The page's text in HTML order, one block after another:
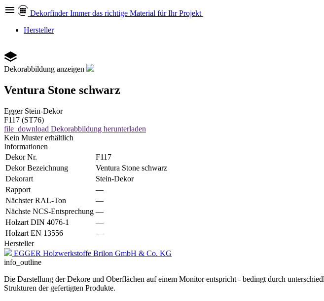
Dekorfinder Immer das richtige Material für Ihr Projekt
Hersteller
Dekorabbildung anzeigen
Ventura Stone schwarz
Egger Stein-Dekor
F117 (ST76)
file_download Dekorabbildung herunterladen
Kein Muster erhältlich
Informationen
Dekor Nr.
F117
Dekor Bezeichnung
Ventura Stone schwarz
Dekorart
Stein-Dekor
Rapport
—
Nächster RAL-Ton
—
Nächste NCS-Entsprechung —
Holzart DIN 4076-1
—
Holzart EN 13556
—
Hersteller
EGGER Holzwerkstoffe Brilon GmbH & Co. KG
info_outline
Die Darstellung der Dekore und Oberflächen auf einem Monitor entspricht - bedingt durch
Strukturen der gefertigten Produkte.